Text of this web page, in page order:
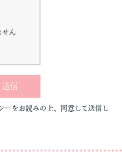
ん
送信
ーをお読みの上、同意して送信し